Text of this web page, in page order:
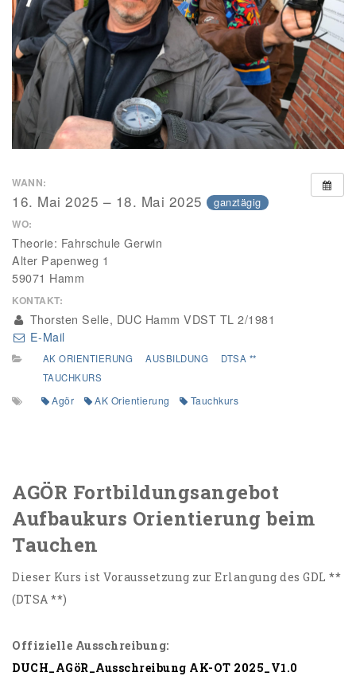
WANN:
16. Mai 2025 – 18. Mai 2025 ganztägig
WO:
Theorie: Fahrschule Gerwin
Alter Papenweg 1
59071 Hamm
KONTAKT:
Thorsten Selle, DUC Hamm VDST TL 2/1981
E-Mail
AK ORIENTIERUNG AUSBILDUNG
DTSA **
TAUCHKURS
Agör AK Orientierung Tauchkurs
AGÖR Fortbildungsangebot
Aufbaukurs Orientierung beim
Tauchen
Dieser Kurs ist Voraussetzung zur Erlangung des GDL **
(DTSA **)
Offizielle Ausschreibung:
DUCH_AGöR_Ausschreibung AK-OT 2025_V1.0